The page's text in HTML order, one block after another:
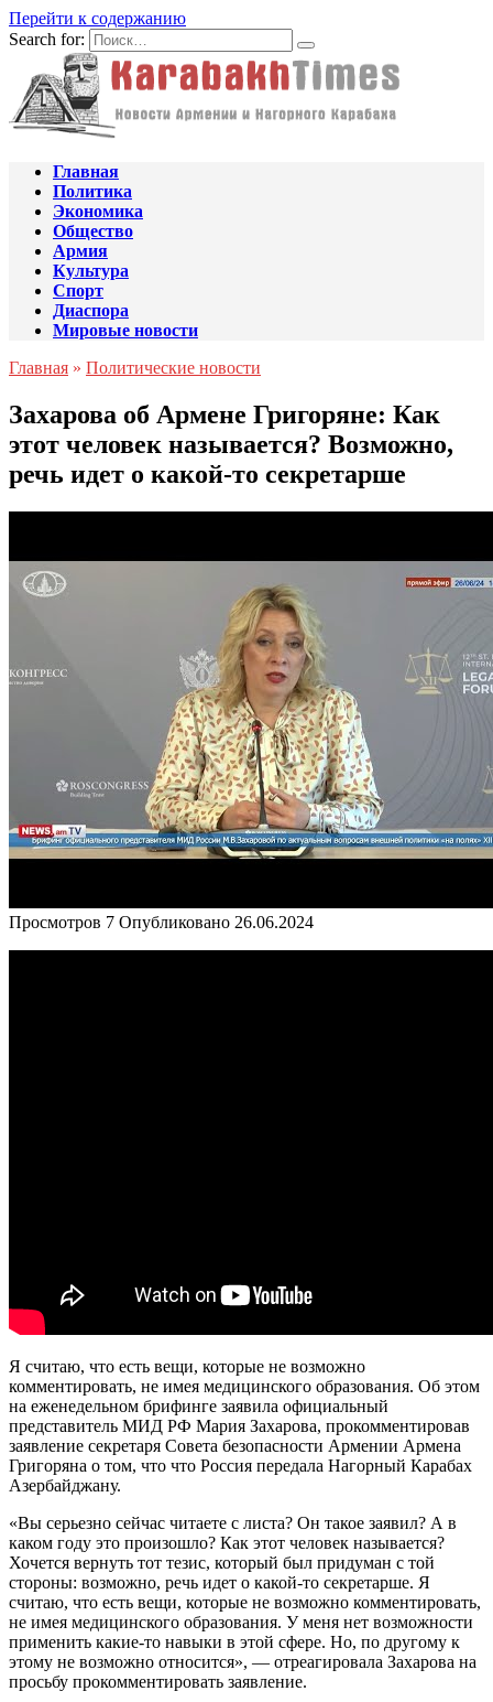
Перейти к содержанию
Search for:
Главная
Политика
Экономика
Общество
Армия
Культура
Спорт
Диаспора
Мировые новости
Главная » Политические новости
Захарова об Армене Григоряне: Как
этот человек называется? Возможно,
речь идет о какой-то секретарше
Просмотров 7 Опубликовано 26.06.2024
Я считаю, что есть вещи, которые не возможно
комментировать, не имея медицинского образования. Об этом
на еженедельном брифинге заявила официальный
представитель МИД РФ Мария Захарова, прокомментировав
заявление секретаря Совета безопасности Армении Армена
Григоряна о том, что что Россия передала Нагорный Карабах
Азербайджану.
«Вы серьезно сейчас читаете с листа? Он такое заявил? А в
каком году это произошло? Как этот человек называется?
Хочется вернуть тот тезис, который был придуман с той
стороны: возможно, речь идет о какой-то секретарше. Я
считаю, что есть вещи, которые не возможно комментировать,
не имея медицинского образования. У меня нет возможности
применить какие-то навыки в этой сфере. Но, по другому к
этому не возможно относится», — отреагировала Захарова на
просьбу прокомментировать заявление.